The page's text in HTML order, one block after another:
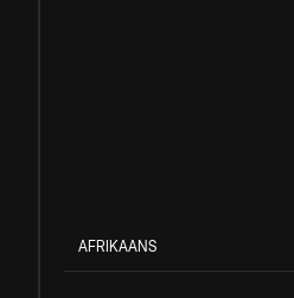
AFRIKAANS